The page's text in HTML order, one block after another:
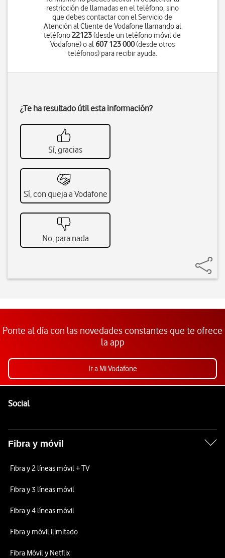
restricción de llamadas en el teléfono, sino
que debes contactar con el Servicio de
Atención al Cliente de Vodafone llamando al
teléfono22123(desde un teléfono móvil de
Vodafone) o al 607 123 000(desde otros
teléfonos) para recibir ayuda.
¿Te ha resultado útil esta información?
Sí, gracias
Sí, con queja a Vodafone
No, para nada
Ponte al día con las novedades constantes que te ofrece
la app
Ir a Mi Vodafone
SocialEnlaces a las redes sociales de Vodafone
Fibra y móvil
Fibra y 2 líneas móvil + TV
Fibra y 3 líneas móvil
Fibra y 4 líneas móvil
Fibra y móvil ilimitado
Fibra Móvil y Netflix